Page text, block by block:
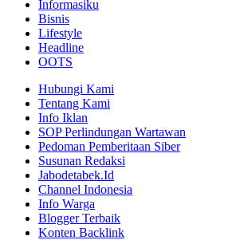
Informasiku
Bisnis
Lifestyle
Headline
OOTS
Hubungi Kami
Tentang Kami
Info Iklan
SOP Perlindungan Wartawan
Pedoman Pemberitaan Siber
Susunan Redaksi
Jabodetabek.Id
Channel Indonesia
Info Warga
Blogger Terbaik
Konten Backlink